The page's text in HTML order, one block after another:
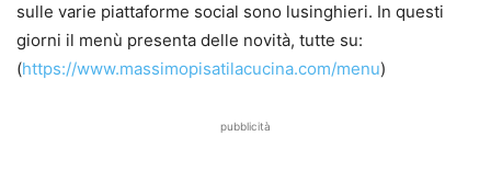
sulle varie piattaforme social sono lusinghieri. In questi
giorni il menù presenta delle novità, tutte su:
(https://www.massimopisatilacucina.com/menu)
pubblicità